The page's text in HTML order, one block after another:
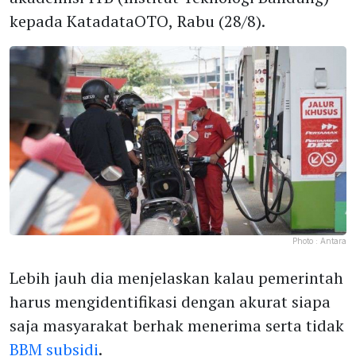
kepada KatadataOTO, Rabu (28/8).
Photo : Antara
Lebih jauh dia menjelaskan kalau pemerintah
harus mengidentifikasi dengan akurat siapa
BBM subsidi.